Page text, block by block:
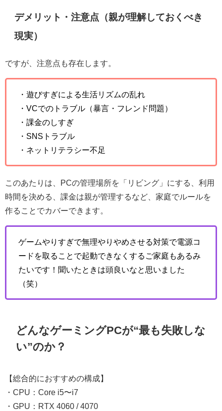
デメリット・注意点（親が理解しておくべき
現実）
ですが、注意点も存在します。
・遊びすぎによる生活リズムの乱れ
・VCでのトラブル（暴言・フレンド問題）
・課金のしすぎ
・SNSトラブル
・ネットリテラシー不足
このあたりは、PCの管理場所を「リビング」にする、利用
時間を決める、課金は親が管理するなど、家庭でルールを
作ることでカバーできます。
ゲームやりすぎで無理やりやめさせる対策で電源コ
ードを取ることで起動できなくするご家庭もあるみ
たいです！聞いたときは頭良いなと思いました
（笑）
どんなゲーミングPCが“最も失敗しな
い”のか？
【総合的におすすめの構成】
・CPU：Core i5〜i7
・GPU：RTX 4060 / 4070